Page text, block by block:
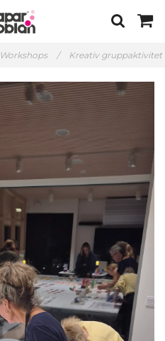
Workshops / Kreativ gruppaktivitet